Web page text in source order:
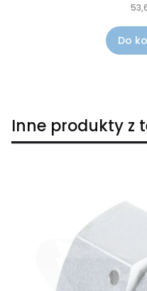
Do
Inne produkty z